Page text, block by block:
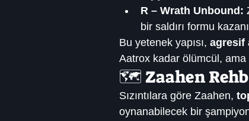
R – Wrath Unbound:
bir saldırı formu
Bu yetenek yapısı, agresif
Aatrox kadar ölümcül, ama
🗺️ Zaahen
Sızıntılara göre Zaahen,
oynanabilecek bir